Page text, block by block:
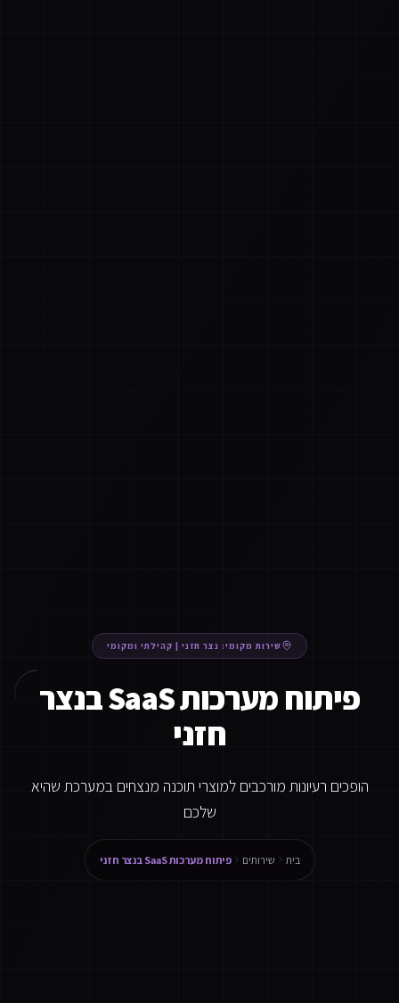
שירות מקומי: נצר חזני | קהילתי ומקומי
פיתוח מערכות SaaS בנצר
חזני
הופכים רעיונות מורכבים למוצרי תוכנה מנצחים במערכת שהיא
שלכם
בית שירותים פיתוח מערכות SaaS בנצר חזני